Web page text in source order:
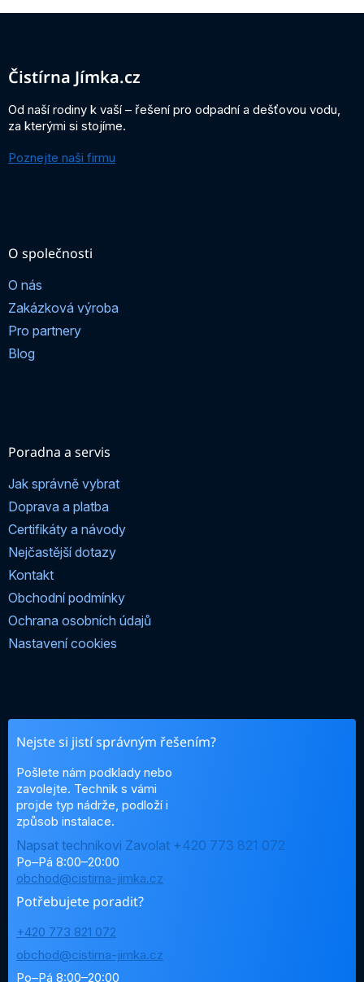
Z
Čistírna Jímka.cz
Od naší rodiny k vaší – řešení pro odpadní a dešťovou vodu,
za kterými si stojíme.
Poznejte naši firmu
O společnosti
O nás
Zakázková výroba
Pro partnery
Blog
Poradna a servis
Jak správně vybrat
Doprava a platba
Certifikáty a návody
Nejčastější dotazy
Kontakt
Obchodní podmínky
Ochrana osobních údajů
Nastavení cookies
Nejste si jistí správným řešením?
Pošlete nám podklady nebo
zavolejte. Technik s vámi
projde typ nádrže, podloží i
způsob instalace.
Napsat technikovi Zavolat +420 773 821 072
Po–Pá 8:00–20:00
obchod@cistirna-jimka.cz
Potřebujete poradit?
+420 773 821 072
obchod@cistirna-jimka.cz
Po–Pá 8:00–20:00